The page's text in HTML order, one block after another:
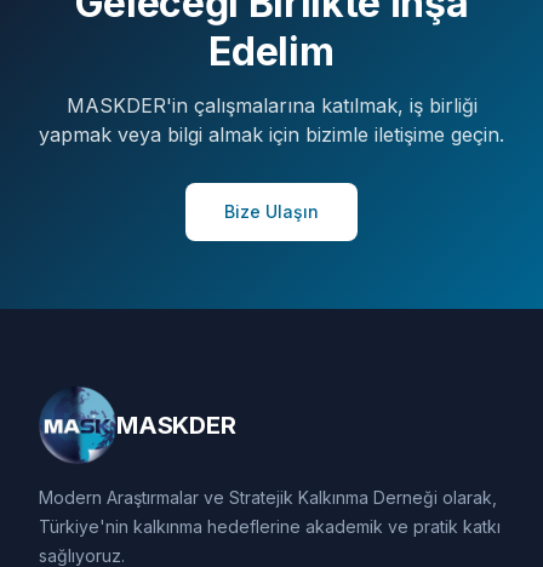
Edelim
MASKDER'in çalışmalarına katılmak, iş birliği
yapmak veya bilgi almak için bizimle iletişime geçin.
Bize Ulaşın
MASKDER
Modern Araştırmalar ve Stratejik Kalkınma Derneği olarak,
Türkiye'nin kalkınma hedeflerine akademik ve pratik katkı
sağlıyoruz.